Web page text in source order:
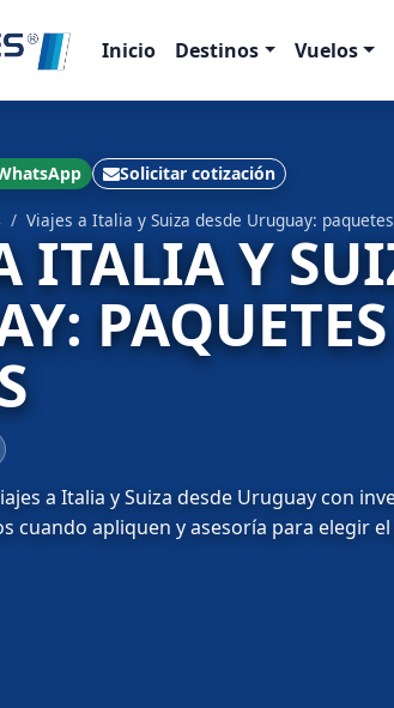
Inicio Destinos Vuelos
Solicitar cotización
Viajes a Italia y Suiza desde Uruguay:
ITALIA Y
a Italia y Suiza desde Uruguay con
cuando apliquen y asesoría para elegir